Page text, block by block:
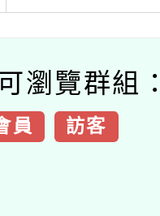
瀏覽群組：
員 訪客